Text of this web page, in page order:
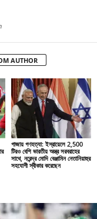
AUTHOR
গাজায় গণহত্যা: ইস্রায়েলে 2,500
টিরও বেশি ভারতীয় অস্ত্র সরবরাহের
সাথে, নরেন্দ্র মোদি বেঞ্জামিন নেতানিয়াহুর
সহযোগী স্বীকার করেছেন